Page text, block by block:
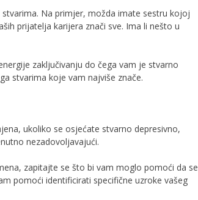
Na primjer, možda imate sestru kojoj
prijatelja karijera znači sve. Ima li nešto u
zaključivanju do čega vam je stvarno
stvarima koje vam najviše znače.
ukoliko se osjećate stvarno depresivno,
nezadovoljavajući.
zapitajte se što bi vam moglo pomoći da se
pomoći identificirati specifične uzroke vašeg